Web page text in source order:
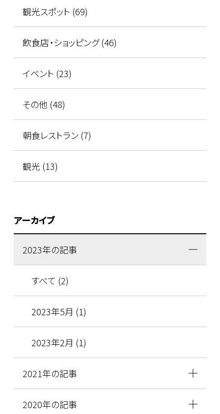
観光スポット (69)
飲食店・ショッピング (46)
イベント (23)
その他 (48)
朝食レストラン (7)
観光 (13)
アーカイブ
2023年の記事
すべて (2)
2023年5月 (1)
2023年2月 (1)
2021年の記事
2020年の記事